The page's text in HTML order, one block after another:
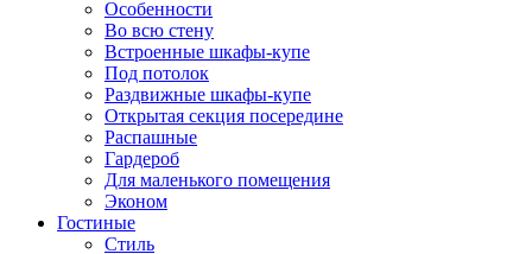
Особенности
Во всю стену
Встроенные шкафы-купе
Под потолок
Раздвижные шкафы-купе
Открытая секция посередине
Распашные
Гардероб
Для маленького помещения
Эконом
Гостиные
Стиль